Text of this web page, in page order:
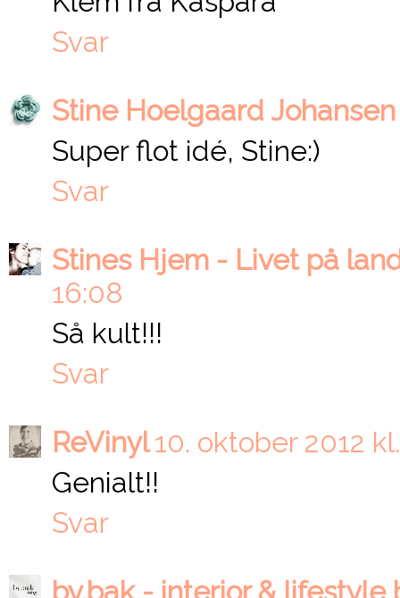
Svar
Stine Hoelgaard Johansen
Super flot idé, Stine:)
Svar
Stines Hjem - Livet på
16:08
Så kult!!!
Svar
ReVinyl10. oktober 2012
Genialt!!
Svar